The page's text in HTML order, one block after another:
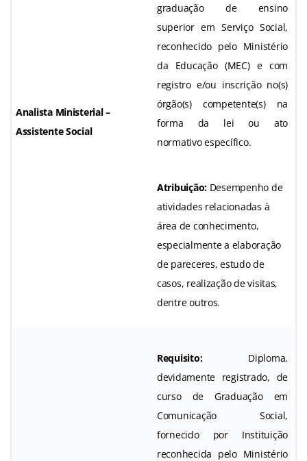
Analista Ministerial –
Assistente Social
graduação de ensino
superior em Serviço Social,
reconhecido pelo Ministério
da Educação (MEC) e com
registro e/ou inscrição no(s)
órgão(s) competente(s) na
forma da lei ou ato
normativo específico.
Atribuição: Desempenho de
atividades relacionadas à
área de conhecimento,
especialmente a elaboração
de pareceres, estudo de
casos, realização de visitas,
dentre outros.
Requisito:Diploma,
devidamente registrado, de
curso de Graduação em
Comunicação Social,
fornecido por Instituição
reconhecida pelo Ministério